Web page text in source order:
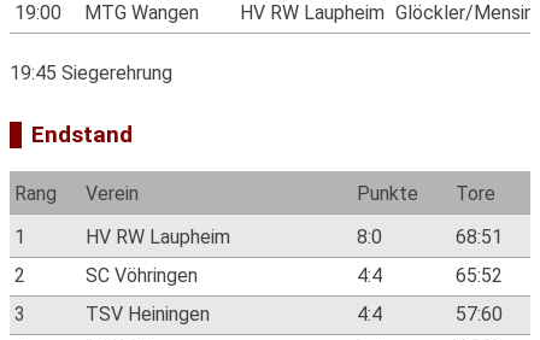
19:00
MTG Wangen HV RW Laupheim Glöckler/
19:45 Siegerehrung
Endstand
Rang Verein Punkte
Tore
1
HV RW Laupheim 8:0
68:51
2
SC Vöhringen 4:4
65:52
3
TSV Heiningen 4:4
57:60